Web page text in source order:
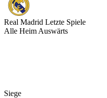
Real Madrid Letzte Spiele
Alle Heim Auswärts
Siege